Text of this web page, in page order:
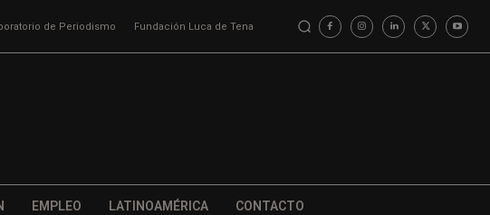
de Periodismo Fundación Luca de Tena
EMPLEO LATINOAMÉRICA CONTACTO